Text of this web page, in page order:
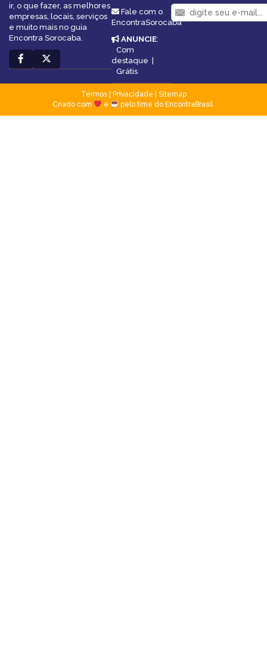
ir, o que fazer, as melhores
empresas, locais, serviços
e muito mais no guia
Encontra Sorocaba.
Fale com o
EncontraSorocaba
ANUNCIE:
Com
destaque |
Grátis
Termos| Privacidade
Sitemap
Criado com
e pelo time do EncontraBrasil